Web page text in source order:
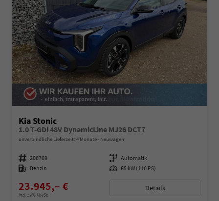
Kia Stonic
1.0 T-GDi 48V DynamicLine MJ26 DCT7
unverbindliche Lieferzeit: 4 Monate Neuwagen
Fahrzeugnummer 206769 Getriebe Automatik
Kraftstoff Benzin Leistung 85 kW (116 PS)
23.945,– €
incl. 19% MwSt.
Details